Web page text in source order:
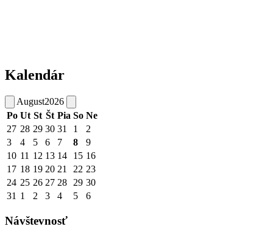
Kalendár
August2026
Po Ut St Št Pia So Ne
27 28 29 30 31 1
2
3
4 5 6 7 8
9
10 11 12 13 14 15 16
17 18 19 20 21 22 23
24 25 26 27 28 29 30
31 1 2 3 4 5 6
Návštevnosť